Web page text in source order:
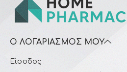
Ο ΛΟΓΑΡΙΑΣΜΌΣ ΜΟΥ
Είσοδος